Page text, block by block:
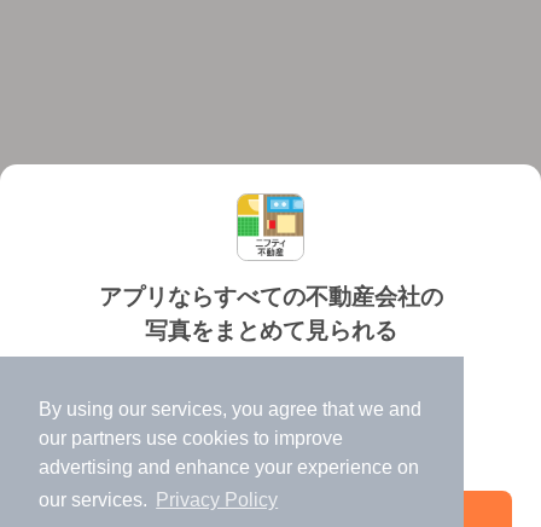
By using our services, you agree that we and
our partners use cookies to improve
advertising and enhance your experience on
our services.
Privacy Policy
アプリならすべての不動産会社の
写真をまとめて見られる
✔️
高速表示で似た物件も見つけやすい
✔️
便利な通知機能も充実
個人情報保護ポリシー 利用規約